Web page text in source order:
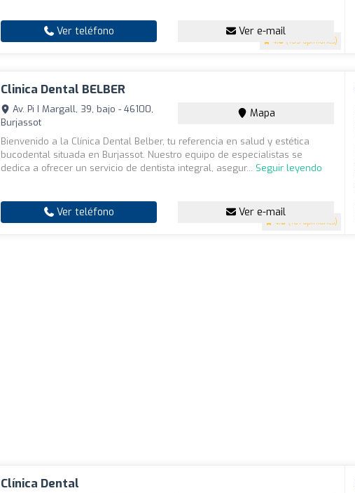
4.8 (105 opiniones)
Ver teléfono Ver e-mail
Clinica Dental BELBER
4.8 (101 opiniones)
Av. Pi I Margall, 39, bajo - 46100,
Burjassot
Mapa
Bienvenido a la Clínica Dental Belber, tu referencia en salud y estética
bucodental situada en Burjassot. Nuestro equipo de especialistas se
dedica a ofrecer un servicio de dentista integral, asegur... Seguir leyendo
Ver teléfono Ver e-mail
Clínica Dental